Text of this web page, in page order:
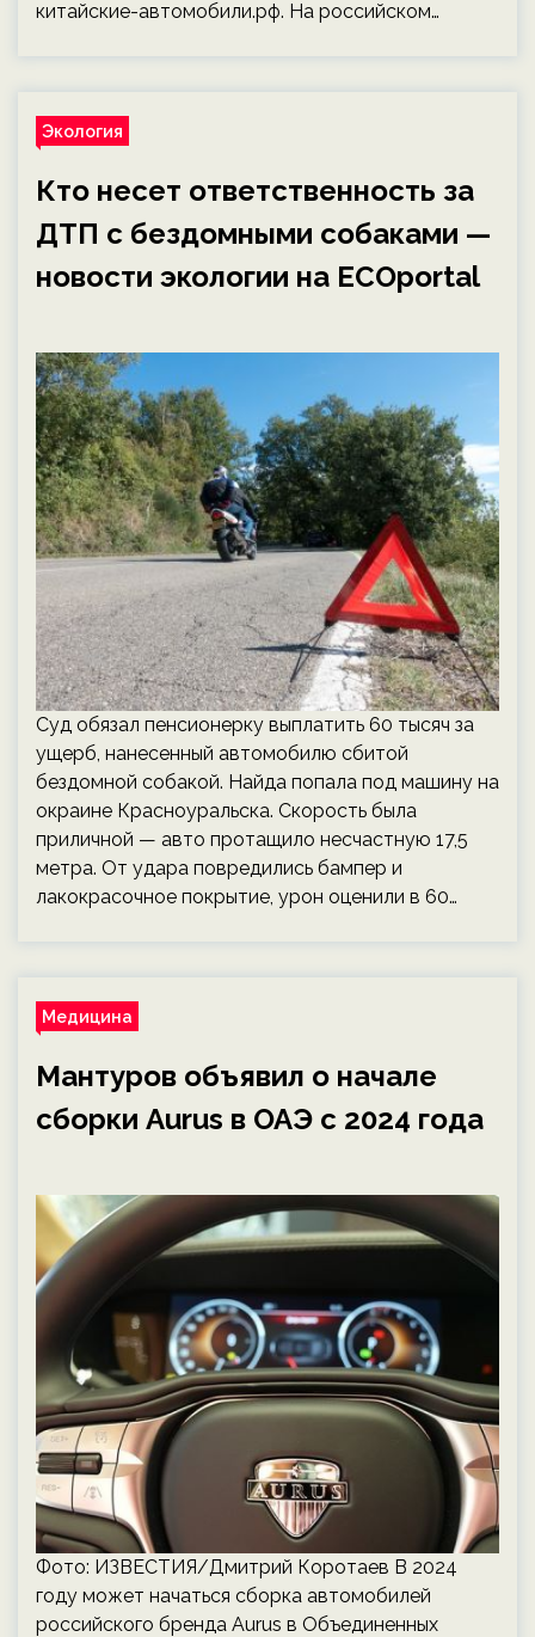
китайские-автомобили.рф. На российском…
Экология
Кто несет ответственность за
ДТП с бездомными собаками —
новости экологии на ECOportal
Суд обязал пенсионерку выплатить 60 тысяч за
ущерб, нанесенный автомобилю сбитой
бездомной собакой. Найда попала под машину на
окраине Красноуральска. Скорость была
приличной — авто протащило несчастную 17,5
метра. От удара повредились бампер и
лакокрасочное покрытие, урон оценили в 60…
Медицина
Мантуров объявил о начале
сборки Aurus в ОАЭ с 2024 года
Фото: ИЗВЕСТИЯ/Дмитрий Коротаев В 2024
году может начаться сборка автомобилей
российского бренда Aurus в Объединенных